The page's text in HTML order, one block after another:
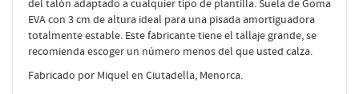
del talón adaptado a cualquier tipo de plantilla. Suela de Goma
EVA con 3 cm de altura ideal para una pisada amortiguadora
totalmente estable. Este fabricante tiene el tallaje grande, se
recomienda escoger un número menos del que usted calza.
Fabricado por Miquel en Ciutadella, Menorca.